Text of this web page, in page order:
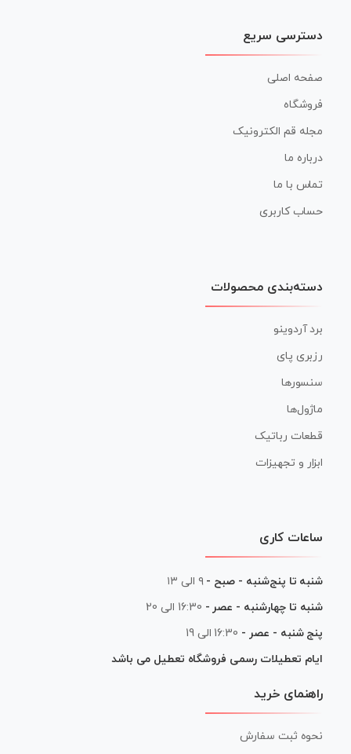
دسترسی سریع
صفحه اصلی
فروشگاه
مجله قم الکترونیک
درباره ما
تماس با ما
حساب کاربری
دسته‌بندی محصولات
برد آردوینو
رزبری پای
سنسورها
ماژول‌ها
قطعات رباتیک
ابزار و تجهیزات
ساعات کاری
شنبه تا پنج‌شنبه - صبح - ۹ الی ۱۳
شنبه تا چهارشنبه - عصر - 16:30 الی 20
پنج شنبه - عصر - 16:30 الی 19
ایام تعطیلات رسمی فروشگاه تعطیل می باشد
راهنمای خرید
نحوه ثبت سفارش